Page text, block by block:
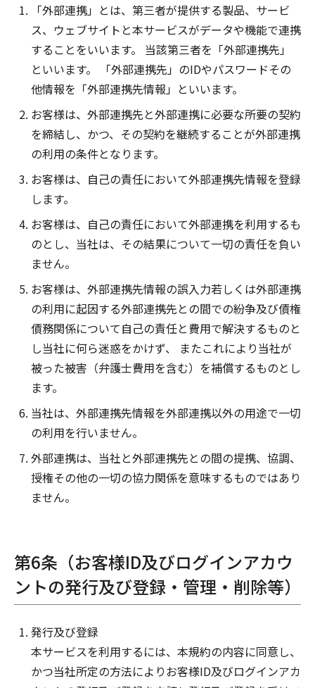
「外部連携」とは、第三者が提供する製品、サービ
ス、ウェブサイトと本サービスがデータや機能で連携
することをいいます。 当該第三者を「外部連携先」
といいます。 「外部連携先」のIDやパスワードその
他情報を「外部連携先情報」といいます。
お客様は、外部連携先と外部連携に必要な所要の契約
を締結し、かつ、その契約を継続することが外部連携
の利用の条件となります。
お客様は、自己の責任において外部連携先情報を登録
します。
お客様は、自己の責任において外部連携を利用するも
のとし、当社は、その結果について一切の責任を負い
ません。
お客様は、外部連携先情報の誤入力若しくは外部連携
の利用に起因する外部連携先との間での紛争及び債権
債務関係について自己の責任と費用で解決するものと
し当社に何ら迷惑をかけず、 またこれにより当社が
被った被害（弁護士費用を含む）を補償するものとし
ます。
当社は、外部連携先情報を外部連携以外の用途で一切
の利用を行いません。
外部連携は、当社と外部連携先との間の提携、協調、
授権その他の一切の協力関係を意味するものではあり
ません。
第6条（お客様ID及びログインアカウ
ントの発行及び登録・管理・削除等）
発行及び登録
本サービスを利用するには、本規約の内容に同意し、
かつ当社所定の方法によりお客様ID及びログインアカ